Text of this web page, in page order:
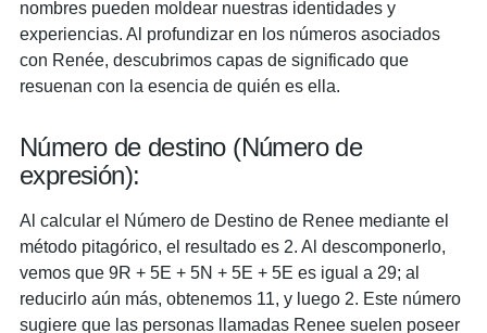
nombres pueden moldear nuestras identidades y
experiencias. Al profundizar en los números asociados
con Renée, descubrimos capas de significado que
resuenan con la esencia de quién es ella.
Número de destino (Número de
expresión):
Al calcular el Número de Destino de Renee mediante el
método pitagórico, el resultado es 2. Al descomponerlo,
vemos que 9R + 5E + 5N + 5E + 5E es igual a 29; al
reducirlo aún más, obtenemos 11, y luego 2. Este número
sugiere que las personas llamadas Renee suelen poseer